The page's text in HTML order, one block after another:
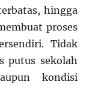
hingga
proses
Tidak
putus sekolah
kondisi